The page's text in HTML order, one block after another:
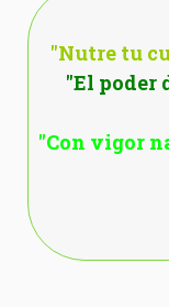
"Nutre tu
"El poder
"Con vigor